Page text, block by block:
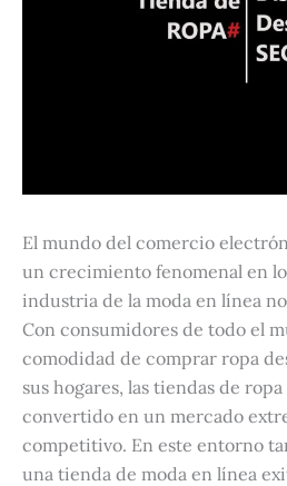
El mundo del comercio
un crecimiento fenomenal en
industria de la moda en línea
Con consumidores de todo el
comodidad de comprar ropa
sus hogares, las tiendas de
convertido en un mercado
competitivo. En este entorno
una tienda de moda en línea